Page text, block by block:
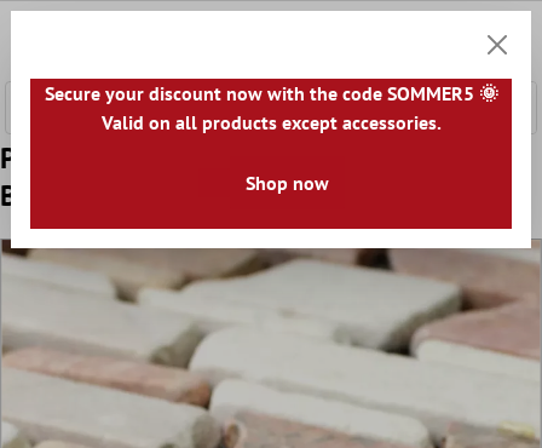
Prov Mosaik Marmor Natursten Brick
Biancone Rosso
Secure your discount now with the code SOMMER5 🌞
Valid on all products except accessories.
Shop now